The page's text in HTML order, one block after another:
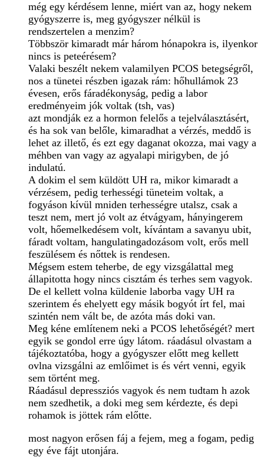
még egy kérdésem lenne, miért van az, hogy nekem
gyógyszerre is, meg gyógyszer nélkül is
rendszertelen a menzim?
Többször kimaradt már három hónapokra is, ilyenkor
nincs is peteérésem?
Valaki beszélt nekem valamilyen PCOS betegségről,
nos a tünetei részben igazak rám: hőhullámok 23
évesen, erős fáradékonyság, pedig a labor
eredményeim jók voltak (tsh, vas)
azt mondják ez a hormon felelős a tejelválasztásért,
és ha sok van belőle, kimaradhat a vérzés, meddő is
lehet az illető, és ezt egy daganat okozza, mai vagy a
méhben van vagy az agyalapi mirigyben, de jó
indulatú.
A dokim el sem küldött UH ra, mikor kimaradt a
vérzésem, pedig terhességi tüneteim voltak, a
fogyáson kívül mniden terhességre utalsz, csak a
teszt nem, mert jó volt az étvágyam, hányingerem
volt, hőemelkedésem volt, kívántam a savanyu ubit,
fáradt voltam, hangulatingadozásom volt, erős mell
feszülésem és nőttek is rendesen.
Mégsem estem teherbe, de egy vizsgálattal meg
állapitotta hogy nincs cisztám és terhes sem vagyok.
De el kellett volna küldenie laborba vagy UH ra
szerintem és ehelyett egy másik bogyót írt fel, mai
szintén nem vált be, de azóta más doki van.
Meg kéne említenem neki a PCOS lehetőségét? mert
egyik se gondol erre úgy látom. ráadásul olvastam a
tájékoztatóba, hogy a gyógyszer előtt meg kellett
ovlna vizsgálni az emlőimet is és vért venni, egyik
sem történt meg.
Ráadásul depressziós vagyok és nem tudtam h azok
nem szedhetik, a doki meg sem kérdezte, és depi
rohamok is jöttek rám előtte.
most nagyon erősen fáj a fejem, meg a fogam, pedig
egy éve fájt utonjára.